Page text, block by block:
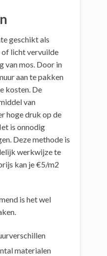
geschikt als
of licht vervuilde
van mos. Door in
aan te pakken
kosten. De
van
hoge druk op de
is onnodig
Deze methode is
werkwijze te
kan je €5/m2
is het wel
materialen